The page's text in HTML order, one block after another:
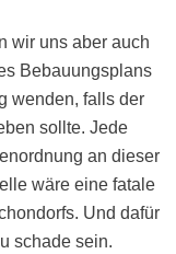
wir uns aber auch
Bebauungsplans
wenden, falls der
sollte. Jede
an dieser
wäre eine fatale
Und dafür
schade sein.